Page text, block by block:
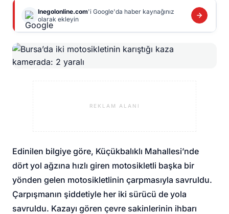
Inegolonline.com'i Google'da haber kaynağınız
olarak ekleyin
REKLAM ALANI
Edinilen bilgiye göre, Küçükbalıklı Mahallesi’nde
dört yol ağzına hızlı giren motosikletli başka bir
yönden gelen motosikletlinin çarpmasıyla savruldu.
Çarpışmanın şiddetiyle her iki sürücü de yola
savruldu. Kazayı gören çevre sakinlerinin ihbarı